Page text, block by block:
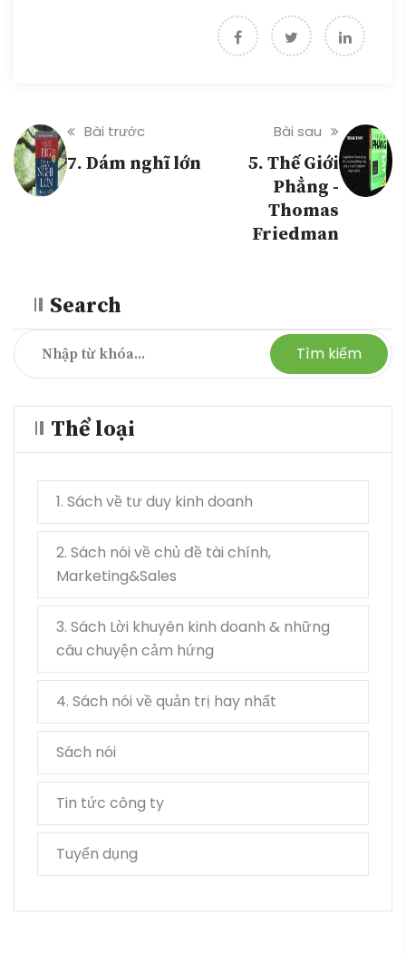
Bài trước
7. Dám nghĩ lớn
Bài sau
5. Thế Giới
Phẳng -
Thomas
Friedman
Search
Tìm kiếm
Thể loại
1. Sách về tư duy kinh doanh
2. Sách nói về chủ đề tài chính,
Marketing&Sales
3. Sách Lời khuyên kinh doanh & những
câu chuyện cảm hứng
4. Sách nói về quản trị hay nhất
Sách nói
Tin tức công ty
Tuyển dụng